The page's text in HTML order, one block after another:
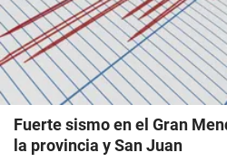
Fuerte sismo en el Gran
la provincia y San Juan